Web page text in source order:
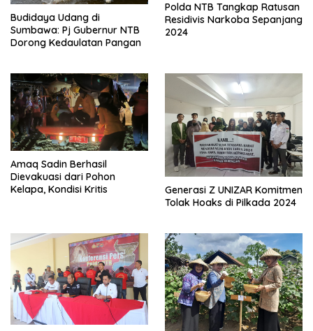
Budidaya Udang di
Sumbawa: Pj Gubernur NTB
Dorong Kedaulatan Pangan
Polda NTB Tangkap Ratusan
Residivis Narkoba Sepanjang
2024
Amaq Sadin Berhasil
Dievakuasi dari Pohon
Kelapa, Kondisi Kritis
Generasi Z UNIZAR Komitmen
Tolak Hoaks di Pilkada 2024